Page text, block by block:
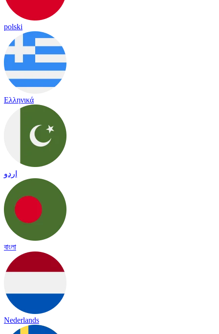
polski
Ελληνικά
اردو
বাংলা
Nederlands